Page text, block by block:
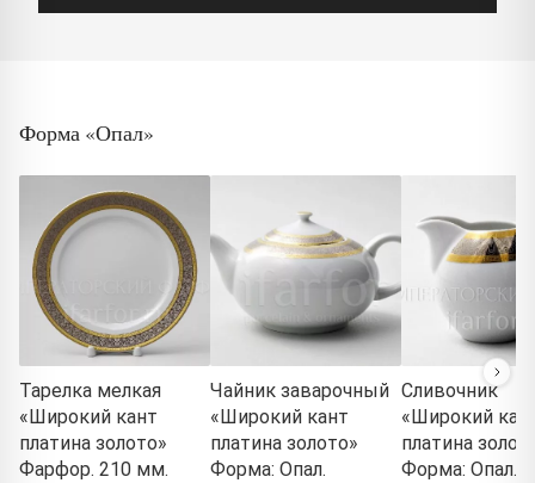
Форма «Опал»
Тарелка мелкая
«Широкий кант
платина золото»
Фарфор. 210 мм.
Чайник заварочный
«Широкий кант
платина золото»
Форма: Опал.
Сливочник
«Широкий
платина
Форма: Опал.